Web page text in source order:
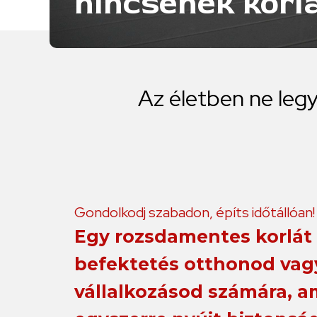
Az életben ne
Gondolkodj szabadon, építs időtállóan!
Egy rozsdamentes
befektetés otthonod
vállalkozásod számára,